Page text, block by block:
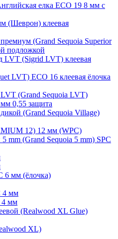
елка ECO 19 8 мм с
(Шеврон) клеевая
(Grand Sequoia Superior
подложкой
LVT (Sigrid LVT) клеевая
LVT) ECO 16 клеевая ёлочка
(Grand Sequoia LVT)
0,55 защита
(Grand Sequoia Village)
12) 12 мм (WPC)
mm (Grand Sequoia 5 mm) SPC
6 мм (ёлочка)
4 мм
4 мм
(Realwood XL Glue)
XL)